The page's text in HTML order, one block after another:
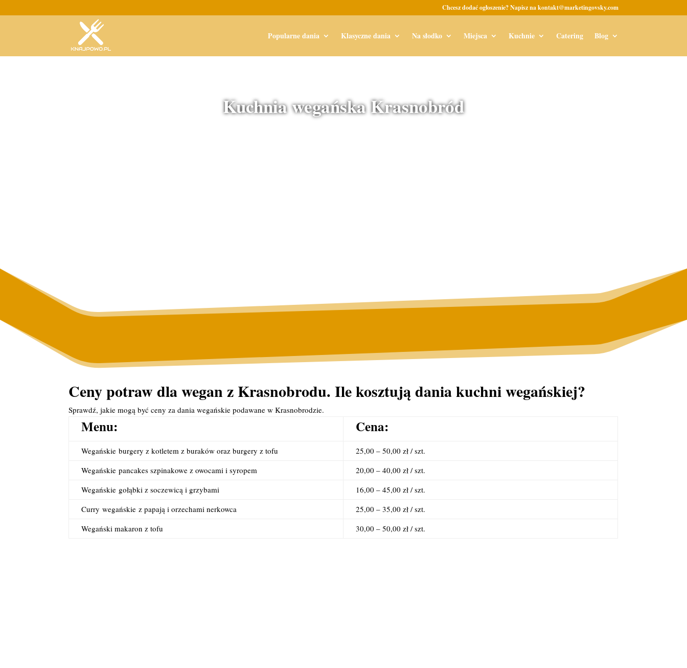
Chcesz dodać ogłoszenie? Napisz na kontakt@marketingovsky.com
Popularne dania Klasyczne dania Na słodko Miejsca Kuchnie Catering Blog
Kuchnia wegańska Krasnobród
Ceny potraw dla wegan z Krasnobrodu. Ile kosztują dania kuchni wegańskiej?
Sprawdź, jakie mogą być ceny za dania wegańskie podawane w Krasnobrodzie.
Menu: Cena:
Wegańskie burgery z kotletem z buraków oraz burgery z tofu
25,00 – 50,00 zł / szt.
Wegańskie pancakes szpinakowe z owocami i syropem
20,00 – 40,00 zł / szt.
Wegańskie gołąbki z soczewicą i grzybami
16,00 – 45,00 zł / szt.
Currywegańskie z papają i orzechami nerkowca
25,00 – 35,00 zł / szt.
Wegański makaron z tofu
30,00 – 50,00 zł / szt.